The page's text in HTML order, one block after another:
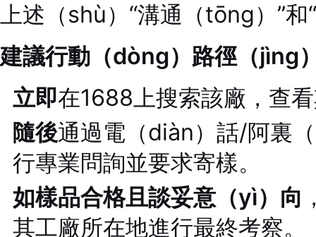
上述（shù）“溝通（tōng）”
建議行動（dòng）路徑（jìng
立即在1688上搜索該廠，查
隨後通過電（diàn）話/阿裏
行專業問詢並要求寄樣。
如樣品合格且談妥意（yì）向
其工廠所在地進行最終考察。